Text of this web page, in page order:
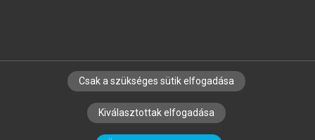
SZERZŐKNEK CÉGEKNEK KÖNYVTÁROSOKNAK
SZERKESZTÉSI ÉS LEKTORÁLÁSI ALAPELVEK
Csak a szükséges sütik elfogadása
Kiválasztottak elfogadása